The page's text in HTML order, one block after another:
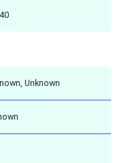
40
Unknown